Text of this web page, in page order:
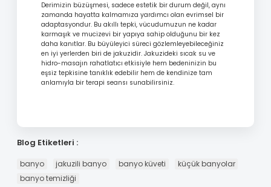
Derimizin büzüşmesi, sadece estetik bir durum değil, aynı
zamanda hayatta kalmamıza yardımcı olan evrimsel bir
adaptasyondur. Bu akıllı tepki, vücudumuzun ne kadar
karmaşık ve mucizevi bir yapıya sahip olduğunu bir kez
daha kanıtlar. Bu büyüleyici süreci gözlemleyebileceğiniz
en iyi yerlerden biri de jakuzidir. Jakuzideki sıcak su ve
hidro-masajın rahatlatıcı etkisiyle hem bedeninizin bu
eşsiz tepkisine tanıklık edebilir hem de kendinize tam
anlamıyla bir terapi seansı sunabilirsiniz.
Blog Etiketleri :
banyo jakuzili banyo banyo küveti
küçük banyolar
banyo temizliği